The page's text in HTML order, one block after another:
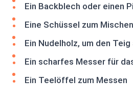
Ein Backblech oder einen
Eine Schüssel zum Mischen
Ein Nudelholz, um den
Ein scharfes Messer für
Ein Teelöffel zum Messen